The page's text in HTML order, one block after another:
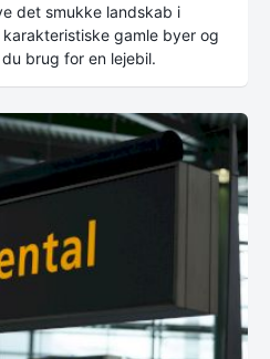
det smukke landskab i
gamle byer og
brug for en lejebil.